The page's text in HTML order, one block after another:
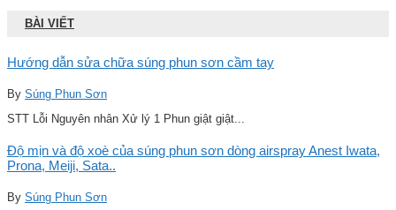
BÀI VIẾT
Hướng dẫn sửa chữa súng phun sơn cầm tay
By Súng Phun Sơn
STT Lỗi Nguyên nhân Xử lý 1 Phun giật giật...
Độ mịn và độ xoè của súng phun sơn dòng airspray Anest Iwata,
Prona, Meiji, Sata..
By Súng Phun Sơn